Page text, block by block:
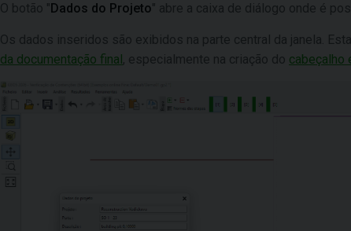
O botão "Dados do Projeto" abre a caixa de diálogo onde é
Os dados inseridos são exibidos na parte central da janela.
da documentação final, especialmente na criação do cabeçalho